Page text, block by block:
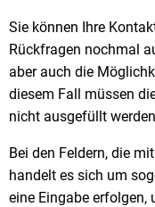
Sie können Ihre
Rückfragen nochmal
aber auch die
diesem Fall müssen
nicht ausgefüllt
Bei den Feldern, die
handelt es sich um
eine Eingabe erfolgen,